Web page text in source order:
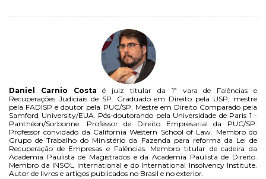
Daniel Carnio Costa é juiz titular da 1ª vara de Falências e
Recuperações Judiciais de SP. Graduado em Direito pela USP, mestre
pela FADISP e doutor pela PUC/SP. Mestre em Direito Comparado pela
Samford University/EUA. Pós-doutorando pela Universidade de Paris 1 -
Panthéon/Sorbonne. Professor de Direito Empresarial da PUC/SP.
Professor convidado da California Western School of Law. Membro do
Grupo de Trabalho do Ministério da Fazenda para reforma da Lei de
Recuperação de Empresas e Falências. Membro titular de cadeira da
Academia Paulista de Magistrados e da Academia Paulista de Direito.
Membro da INSOL International e do International Insolvency Institute.
Autor de livros e artigos publicados no Brasil e no exterior.